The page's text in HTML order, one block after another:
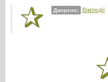
Альбоми-фотографії
Прогулянка навколо
Джерело: Вікіпедії